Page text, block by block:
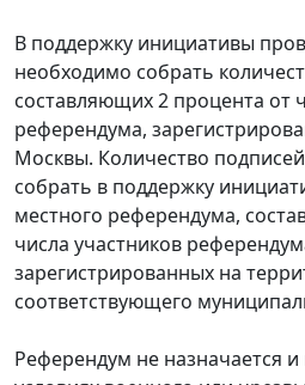
В поддержку инициативы
необходимо собрать
составляющих 2 процента от
референдума,
Москвы. Количество
собрать в поддержку
местного референдума,
числа участников
зарегистрированных на
соответствующего
Референдум не назначается